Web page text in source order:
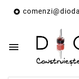

